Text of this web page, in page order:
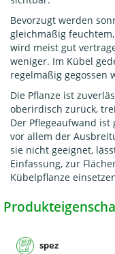
Bevorzugt werden
gleichmäßig
wird meist gut
weniger. Im Kübel
regelmäßig gegossen
Die Pflanze ist
oberirdisch zurück,
Der Pflegeaufwand
vor allem der
sie nicht geeignet,
Einfassung, zur
Kübelpflanze
spez